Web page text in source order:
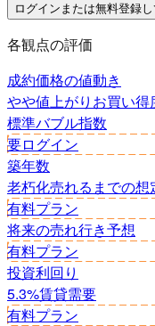
ログインまたは無料登録
各観点の評価
成約価格の値動き
やや値上がり お買い得
標準バブル指数
要ログイン
築年数
老朽化売れるまでの想
有料プラン
将来の売れ行き予想
有料プラン
投資利回り
5.3%賃貸需要
有料プラン